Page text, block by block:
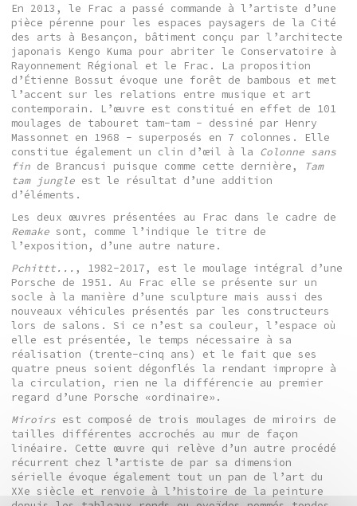
En 2013, le Frac a passé commande à l’artiste d’une
pièce pérenne pour les espaces paysagers de la Cité
des arts à Besançon, bâtiment conçu par l’architecte
japonais Kengo Kuma pour abriter le Conservatoire à
Rayonnement Régional et le Frac. La proposition
d’Étienne Bossut évoque une forêt de bambous et met
l’accent sur les relations entre musique et art
contemporain. L’œuvre est constitué en effet de 101
moulages de tabouret tam-tam - dessiné par Henry
Massonnet en 1968 - superposés en 7 colonnes. Elle
constitue également un clin d’œil à la Colonne sans
fin de Brancusi puisque comme cette dernière, Tam
tam jungle est le résultat d’une addition
d’éléments.
Les deux œuvres présentées au Frac dans le cadre de
Remake sont, comme l’indique le titre de
l’exposition, d’une autre nature.
Pchittt... , 1982-2017, est le moulage intégral d’une
Porsche de 1951. Au Frac elle se présente sur un
socle à la manière d’une sculpture mais aussi des
nouveaux véhicules présentés par les constructeurs
lors de salons. Si ce n’est sa couleur, l’espace où
elle est présentée, le temps nécessaire à sa
réalisation (trente-cinq ans) et le fait que ses
quatre pneus soient dégonflés la rendant impropre à
la circulation, rien ne la différencie au premier
regard d’une Porsche «ordinaire».
Miroirs est composé de trois moulages de miroirs de
tailles différentes accrochés au mur de façon
linéaire. Cette œuvre qui relève d’un autre procédé
récurrent chez l’artiste de par sa dimension
sérielle évoque également tout un pan de l’art du
XXe siècle et renvoie à l’histoire de la peinture